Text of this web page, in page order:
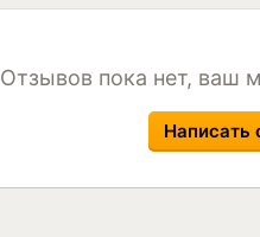
Отзывов пока нет, ваш
Написать